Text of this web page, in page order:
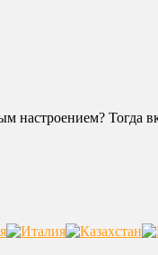
настроением?